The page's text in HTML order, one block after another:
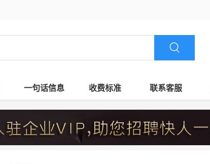
一句话信息 收费标准 联系客服